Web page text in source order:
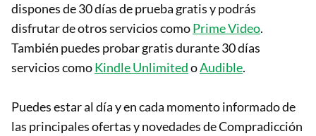
dispones de 30 días de prueba gratis y podrás
disfrutar de otros servicios comoPrime Video.
También puedes probar gratis durante 30 días
servicios comoKindle UnlimitedoAudible.
Puedes estar al día y en cada momento informado de
las principales ofertas y novedades de Compradicción